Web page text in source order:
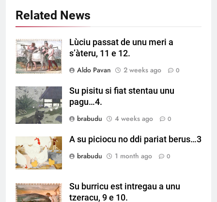
Related News
Lùciu passat de unu meri a
s’àteru, 11 e 12.
Aldo Pavan
2 weeks ago 0
Su pisitu si fiat stentau unu
pagu…4.
brabudu
4 weeks ago 0
A su piciocu no ddi pariat berus…3
brabudu
1 month ago 0
Su burricu est intregau a unu
tzeracu, 9 e 10.